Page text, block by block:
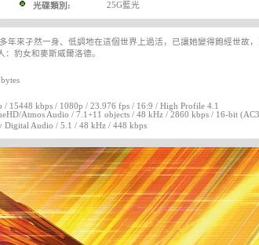
光碟類別: 25G藍光
年來孑然一身、低調地在這個世界上過活，已讓她變得飽經世故
：豹女和麥斯威爾洛德。
/ 15448 kbps / 1080p / 23.976 fps / 16:9 / High Profile 4.1
Atmos Audio / 7.1+11 objects / 48 kHz / 2860 kbps / 16-bit
Digital Audio / 5.1 / 48 kHz / 448 kbps